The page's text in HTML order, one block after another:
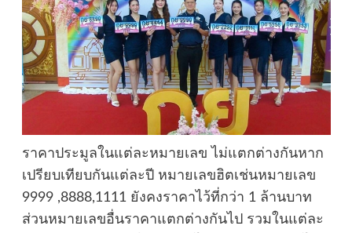
ราคาประมูลในแต่ละหมายเลข ไม่แตกต่างกันหาก
เปรียบเทียบกันแต่ละปี หมายเลขฮิตเช่นหมายเลข
9999 ,8888,1111 ยังคงราคาไว้ที่กว่า 1 ล้านบาท
ส่วนหมายเลขอื่นราคาแตกต่างกันไป รวมในแต่ละ